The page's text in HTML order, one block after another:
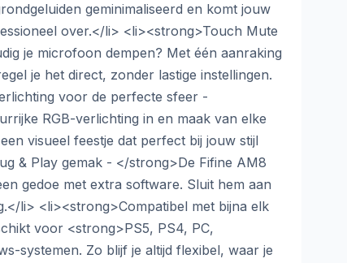
geminimaliseerd en komt jouw
over.</li> <li><strong>Touch Mute
je microfoon dempen? Met één aanraking
je het direct, zonder lastige instellingen.
voor de perfecte sfeer -
RGB-verlichting in en maak van elke
visueel feestje dat perfect bij jouw stijl
& Play gemak - </strong>De Fifine AM8
gedoe met extra software. Sluit hem aan
li> <li><strong>Compatibel met bijna elk
voor <strong>PS5, PS4, PC,
systemen. Zo blijf je altijd flexibel, waar je